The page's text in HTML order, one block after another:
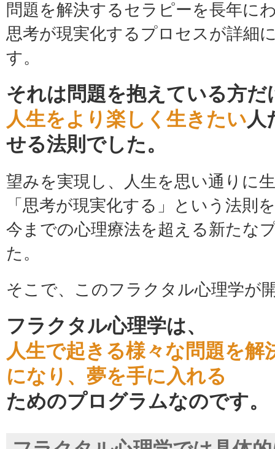
問題を解決するセラピーを長年に
思考が現実化するプロセスが詳細
す。
それは問題を抱えている方だ
人生をより楽しく生きたい人
せる法則でした。
望みを実現し、人生を思い通りに
「思考が現実化する」という法則
今までの心理療法を超える新たな
た。
そこで、このフラクタル心理学が
フラクタル心理学は、
人生で起きる様々な問題を解
になり、夢を手に入れる
ためのプログラムなのです。